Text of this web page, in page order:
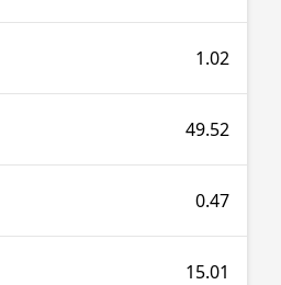
1.02
49.52
0.47
15.01